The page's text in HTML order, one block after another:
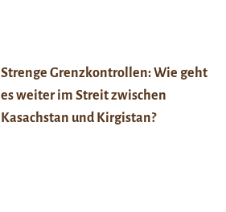
Strenge Grenzkontrollen: Wie geht
es weiter im Streit zwischen
Kasachstan und Kirgistan?